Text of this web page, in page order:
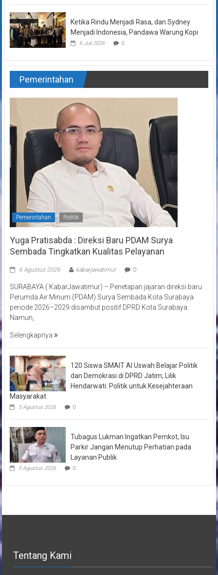
Ketika Rindu Menjadi Rasa, dan Sydney
Menjadi Indonesia, Pandawa Warung Kopi
6 Juli 2026 0
Pemerintahan
Pemerintahan Politik
Yuga Pratisabda : Direksi Baru PDAM Surya
Sembada Tingkatkan Kualitas Pelayanan
6 Agustus 2026 kabarjawatimur 0
SURABAYA ( KabarJawatimur) – Penetapan jajaran direksi baru
Perumda Air Minum (PDAM) Surya Sembada Kota Surabaya
periode 2026–2029 disambut positif DPRD Kota Surabaya.
Namun,
Selengkapnya
120 Siswa SMAIT Al Uswah Belajar Politik
dan Demokrasi di DPRD Jatim, Lilik
Hendarwati: Politik untuk Kesejahteraan
Masyarakat
5 Agustus 2026 0
Tubagus Lukman Ingatkan Pemkot, Isu
Parkir Jangan Menutup Perhatian pada
Layanan Publik
5 Agustus 2026 0
Tentang Kami